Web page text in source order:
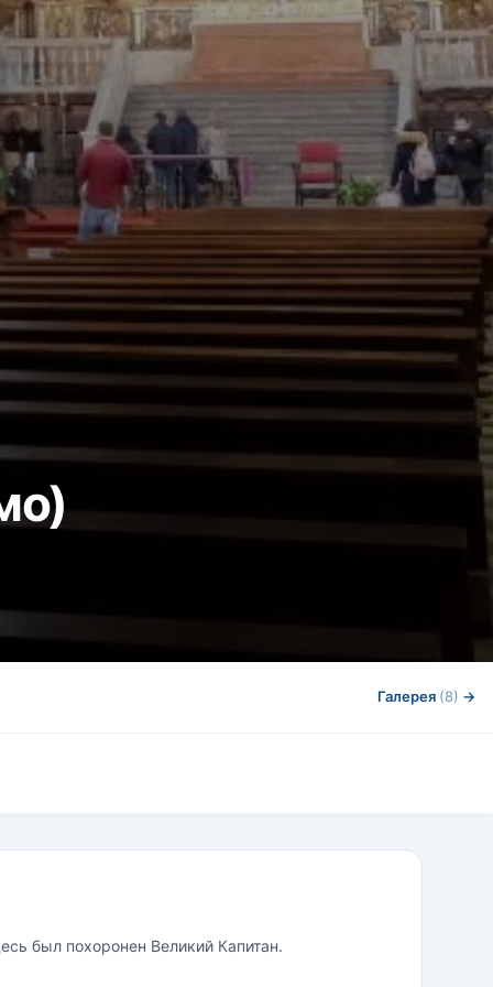
Галерея (8) →
был похоронен Великий Капитан.